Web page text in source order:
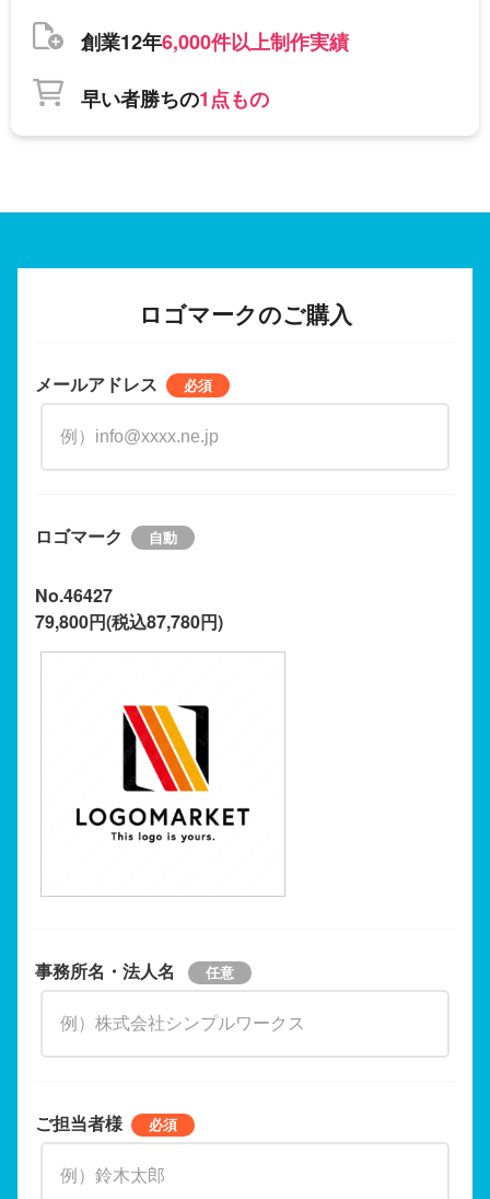
創業12年6,000件以上制作実績
早い者勝ちの1点もの
ロゴマークのご購入
メールアドレス
ロゴマーク
No.46427
79,800円(税込87,780円)
事務所名・法人名
ご担当者様